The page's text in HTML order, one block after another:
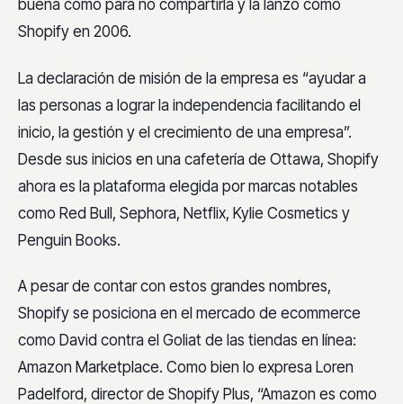
buena como para no compartirla y la lanzó como
Shopify en 2006.
La declaración de misión de la empresa es “ayudar a
las personas a lograr la independencia facilitando el
inicio, la gestión y el crecimiento de una empresa”.
Desde sus inicios en una cafetería de Ottawa, Shopify
ahora es la plataforma elegida por marcas notables
como Red Bull, Sephora, Netflix, Kylie Cosmetics y
Penguin Books.
A pesar de contar con estos grandes nombres,
Shopify se posiciona en el mercado de ecommerce
como David contra el Goliat de las tiendas en línea:
Amazon Marketplace. Como bien lo expresa Loren
Padelford, director de Shopify Plus, “Amazon es como